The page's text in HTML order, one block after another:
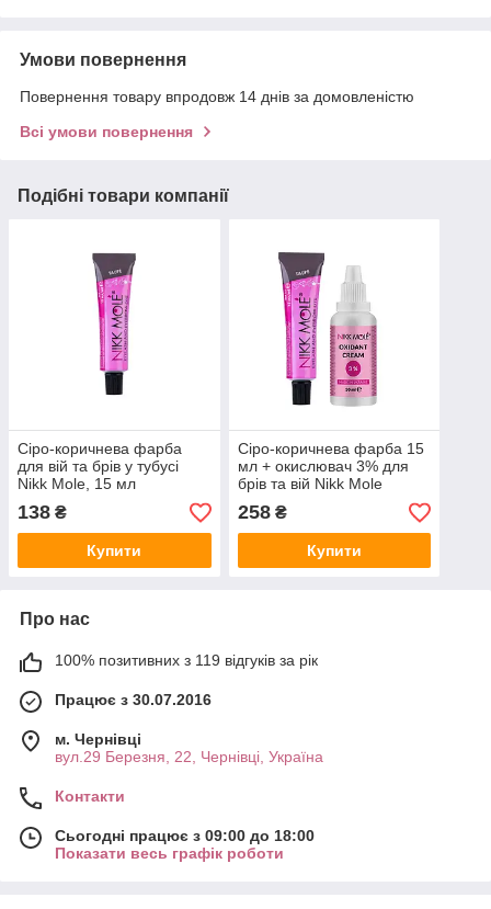
Умови повернення
Повернення товару впродовж 14 днів за домовленістю
Всі умови повернення
Подібні товари компанії
Сіро-коричнева фарба
для вій та брів у тубусі
Nikk Mole, 15 мл
138 ₴
Купити
Сіро-коричнева фарба 15
мл + окислювач 3% для
брів та вій Nikk Mole
258₴
Купити
Про нас
100% позитивних з 119 відгуків за рік
Працює з 30.07.2016
м. Чернівці
вул.29 Березня, 22, Чернівці, Україна
Контакти
Сьогодні працює з 09:00 до 18:00
Показати весь графік роботи